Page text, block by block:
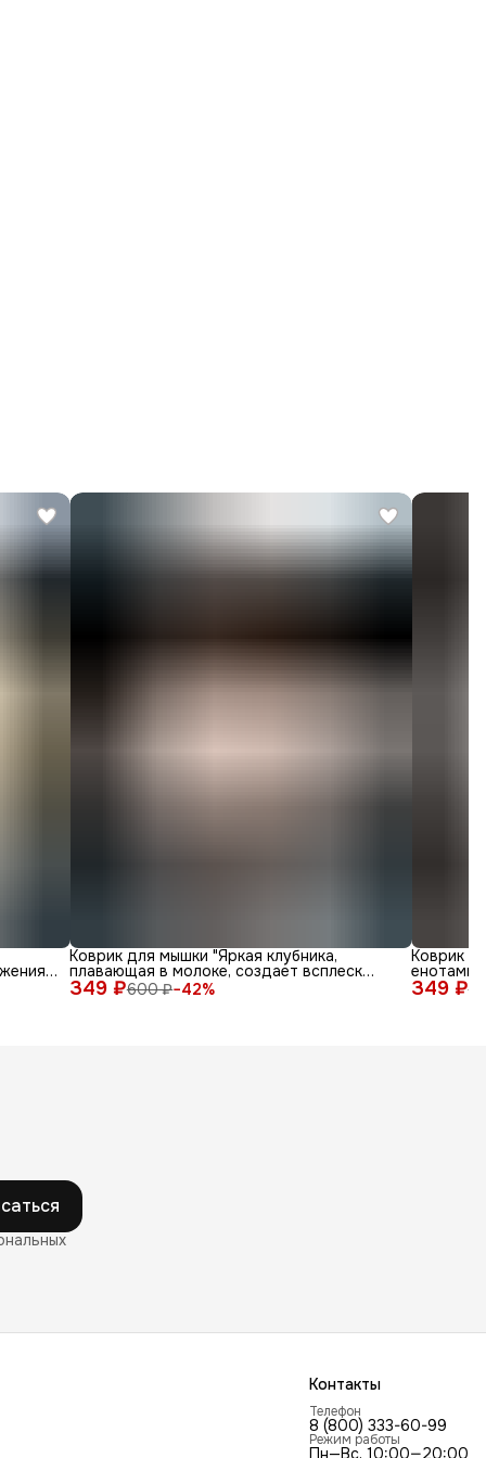
349 ₽600 ₽−42%
Коврик для мышки "Яркая клубника,
плавающая в молоке, создает всплеск
радости" 349 ₽
Коврик
енотами
Контакты
Телефон
8 (800) 333-60-99
Режим работы
Пн—Вс, 10:00—20:00